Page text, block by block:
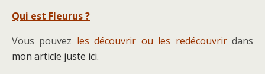
Qui est Fleurus ?
Vous pouvez les découvrir ou les redécouvrirdans
mon article juste ici.